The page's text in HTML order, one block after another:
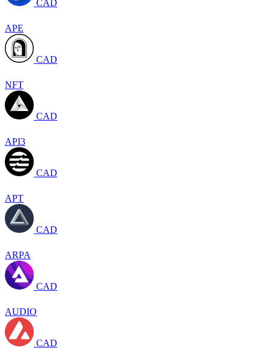
CAD
APE
CAD
NFT
CAD
API3
CAD
APT
CAD
ARPA
CAD
AUDIO
CAD